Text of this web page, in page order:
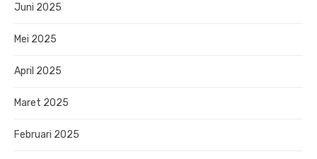
Juni 2025
Mei 2025
April 2025
Maret 2025
Februari 2025